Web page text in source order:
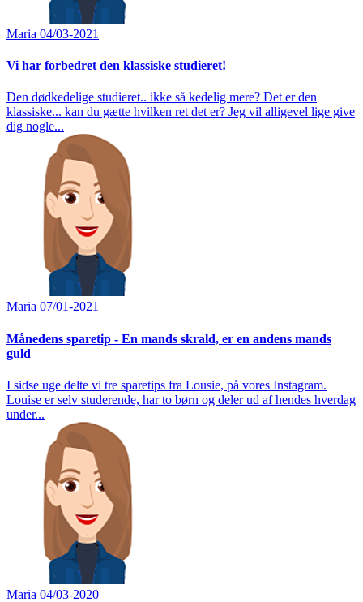
Maria 04/03-2021
Vi har forbedret den klassiske studieret!
Den dødkedelige studieret.. ikke så kedelig mere? Det er den
klassiske... kan du gætte hvilken ret det er? Jeg vil alligevel lige give
dig nogle...
Maria 07/01-2021
Månedens sparetip - En mands skrald, er en andens mands
guld
I sidse uge delte vi tre sparetips fra Lousie, på vores Instagram.
Louise er selv studerende, har to børn og deler ud af hendes hverdag
under...
Maria 04/03-2020